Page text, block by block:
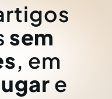
sem
, em
e